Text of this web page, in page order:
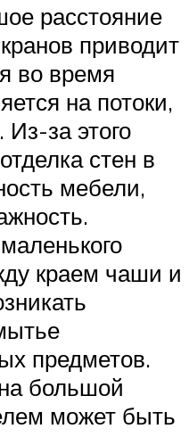
расстояние
приводит
во время
на потоки,
Из-за этого
стен в
мебели,
краем чаши и
предметов.
большой
может быть